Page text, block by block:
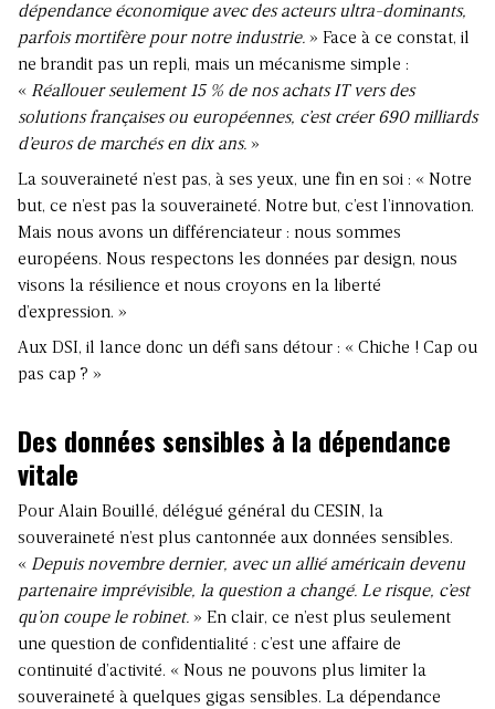
dépendance économique avec des acteurs ultra-dominants,
parfois mortifère pour notre industrie. » Face à ce constat, il
ne brandit pas un repli, mais un mécanisme simple :
« Réallouer seulement 15 % de nos achats IT vers des
solutions françaises ou européennes, c’est créer 690 milliards
d’euros de marchés en dix ans. »
La souveraineté n’est pas, à ses yeux, une fin en soi : « Notre
but, ce n’est pas la souveraineté. Notre but, c’est l’innovation.
Mais nous avons un différenciateur : nous sommes
européens. Nous respectons les données par design, nous
visons la résilience et nous croyons en la liberté
d’expression. »
Aux DSI, il lance donc un défi sans détour : « Chiche ! Cap ou
pas cap ? »
Des données sensibles à la dépendance
vitale
Pour Alain Bouillé, délégué général du CESIN, la
souveraineté n’est plus cantonnée aux données sensibles.
« Depuis novembre dernier, avec un allié américain devenu
partenaire imprévisible, la question a changé. Le risque, c’est
qu’on coupe le robinet. » En clair, ce n’est plus seulement
une question de confidentialité : c’est une affaire de
continuité d’activité. « Nous ne pouvons plus limiter la
souveraineté à quelques gigas sensibles. La dépendance